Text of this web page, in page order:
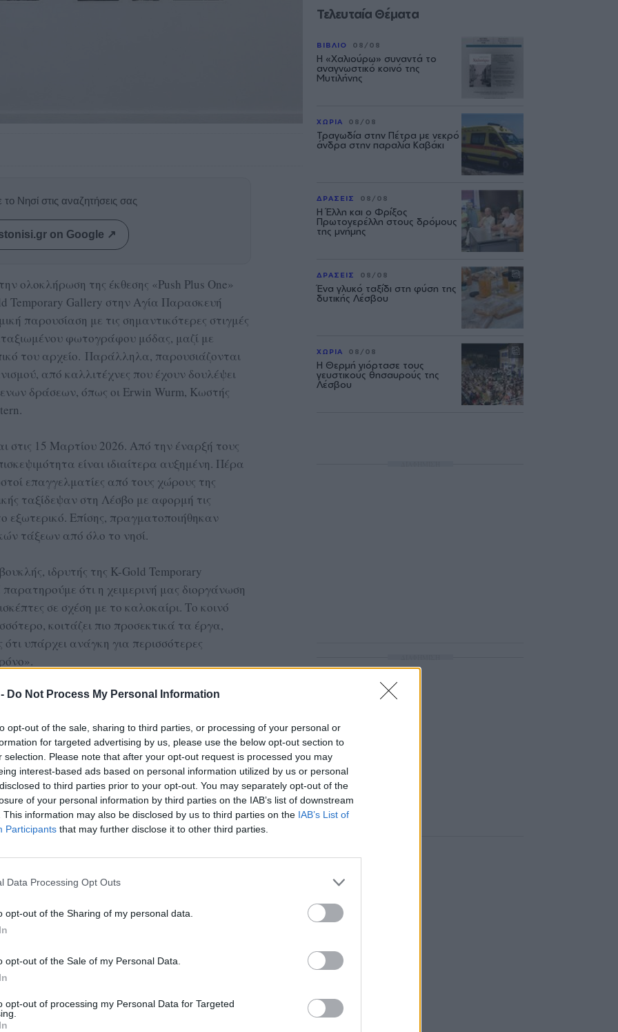
Do Not Process My Personal Information
opt-out of the sale, sharing to third parties, or processing of your personal or
for targeted advertising by us, please use the below opt-out section to
selection. Please note that after your opt-out request is processed you may
interest-based ads based on personal information utilized by us or personal
to third parties prior to your opt-out. You may separately opt-out of the
of your personal information by third parties on the IAB’s list of downstream
This information may also be disclosed by us to third parties on the IAB’s List of
Participants that may further disclose it to other third parties.
Data Processing Opt Outs
opt-out of the Sharing of my personal data.
opt-out of the Sale of my Personal Data.
opt-out of processing my Personal Data for Targeted
Νησί στις αναζητήσεις σας
on Google ↗
ολοκλήρωση της έκθεσης «Push Plus One»
Temporary Gallery στην Αγία Παρασκευή
παρουσίαση με τις σημαντικότερες στιγμές
φωτογράφου μόδας, μαζί με
του αρχείο. Παράλληλα, παρουσιάζονται
από καλλιτέχνες που έχουν δουλέψει
δράσεων, όπως οι Erwin Wurm, Κωστής
στις 15 Μαρτίου 2026. Από την έναρξή τους
είναι ιδιαίτερα αυξημένη. Πέρα
επαγγελματίες από τους χώρους της
ταξίδεψαν στη Λέσβο με αφορμή τις
εξωτερικό. Επίσης, πραγματοποιήθηκαν
τάξεων από όλο το νησί.
ιδρυτής της K-Gold Temporary
ότι η χειμερινή μας διοργάνωση
σε σχέση με το καλοκαίρι. Το κοινό
κοιτάζει πιο προσεκτικά τα έργα,
ότι υπάρχει ανάγκη για περισσότερες
σύντομα το πρόγραμμά της για το
κυκλοφορήσει δίγλωσση (ελληνικά/αγγλικά)
Το καλοκαίρι θα ακολουθήσει ομαδική
που συνδέουν τα εικαστικά με τη
Κυριακή, 15:00–20:00
Παρασκευή Λέσβου
Πολιτισμού
στα αποτελέσματα αναζήτησης
on Google ↗
Τελευταία Θέματα
ΒΙΒΛΙΟ 08/08
Η «Χαλιούρω» συναντά το
αναγνωστικό κοινό της
Μυτιλήνης
ΧΩΡΙΑ 08/08
Τραγωδία στην Πέτρα με νεκρό
άνδρα στην παραλία Καβάκι
ΔΡΑΣΕΙΣ 08/08
Η Έλλη και ο Φρίξος
Πρωτογερέλλη στους δρόμους
της μνήμης
ΔΡΑΣΕΙΣ 08/08
Ένα γλυκό ταξίδι στη φύση της
δυτικής Λέσβου
ΧΩΡΙΑ 08/08
Η Θερμή γιόρτασε τους
γευστικούς θησαυρούς της
Λέσβου